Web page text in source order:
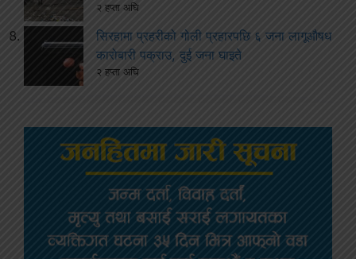
२ हप्ता अघि
सिरहामा प्रहरीको गोली प्रहारपछि ६ जना लागूऔषध
कारोबारी पक्राउ, दुई जना घाइते
२ हप्ता अघि